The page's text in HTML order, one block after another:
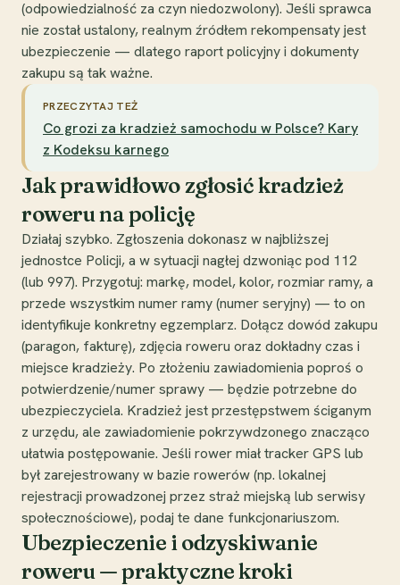
(odpowiedzialność za czyn niedozwolony). Jeśli sprawca
nie został ustalony, realnym źródłem rekompensaty jest
ubezpieczenie — dlatego raport policyjny i dokumenty
zakupu są tak ważne.
PRZECZYTAJ TEŻ
Co grozi za kradzież samochodu w Polsce? Kary
z Kodeksu karnego
Jak prawidłowo zgłosić kradzież
roweru na policję
Działaj szybko. Zgłoszenia dokonasz w najbliższej
jednostce Policji, a w sytuacji nagłej dzwoniąc pod 112
(lub 997). Przygotuj: markę, model, kolor, rozmiar ramy, a
przede wszystkim numer ramy (numer seryjny) — to on
identyfikuje konkretny egzemplarz. Dołącz dowód zakupu
(paragon, fakturę), zdjęcia roweru oraz dokładny czas i
miejsce kradzieży. Po złożeniu zawiadomienia poproś o
potwierdzenie/numer sprawy — będzie potrzebne do
ubezpieczyciela. Kradzież jest przestępstwem ściganym
z urzędu, ale zawiadomienie pokrzywdzonego znacząco
ułatwia postępowanie. Jeśli rower miał tracker GPS lub
był zarejestrowany w bazie rowerów (np. lokalnej
rejestracji prowadzonej przez straż miejską lub serwisy
społecznościowe), podaj te dane funkcjonariuszom.
Ubezpieczenie i odzyskiwanie
roweru — praktyczne kroki